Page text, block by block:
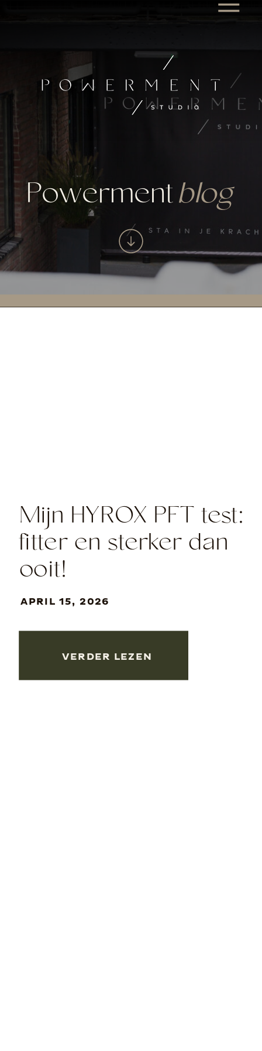
blog
Powerment
APRIL 15, 2026
Mijn HYROX PFT test:
fitter en sterker dan
ooit!
VERDER LEZEN